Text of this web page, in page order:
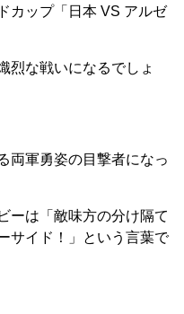
カップ「日本 VS アルゼ
烈な戦いになるでしょ
両軍勇姿の目撃者になっ
ーは「敵味方の分け隔て
サイド！」という言葉で